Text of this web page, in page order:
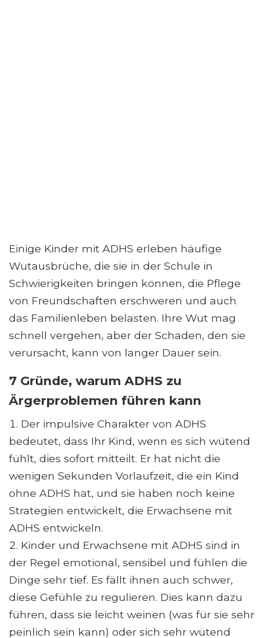
Einige Kinder mit ADHS erleben häufige
Wutausbrüche, die sie in der Schule in
Schwierigkeiten bringen können, die Pflege
von Freundschaften erschweren und auch
das Familienleben belasten. Ihre Wut mag
schnell vergehen, aber der Schaden, den sie
verursacht, kann von langer Dauer sein.
7 Gründe, warum ADHS zu
Ärgerproblemen führen kann
Der impulsive Charakter von ADHS
bedeutet, dass Ihr Kind, wenn es sich wütend
fühlt, dies sofort mitteilt. Er hat nicht die
wenigen Sekunden Vorlaufzeit, die ein Kind
ohne ADHS hat, und sie haben noch keine
Strategien entwickelt, die Erwachsene mit
ADHS entwickeln.
Kinder und Erwachsene mit ADHS sind in
der Regel emotional, sensibel und fühlen die
Dinge sehr tief. Es fällt ihnen auch schwer,
diese Gefühle zu regulieren. Dies kann dazu
führen, dass sie leicht weinen (was für sie sehr
peinlich sein kann) oder sich sehr wütend